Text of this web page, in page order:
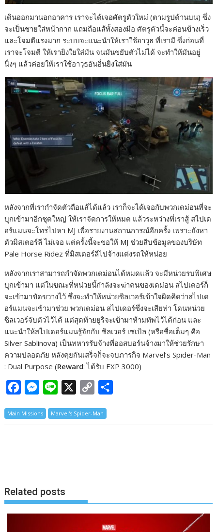
เดินออกมานอกอาคาร เราจะได้เจอศัตรูตัวใหม่ (ตามรูปด้านบน) ซึ่ง
จะเป็นชายใส่หน้ากาก แถมถือแส้ทั้งสองมือ ศัตรูตัวนี้จะค่อนข้างเร็ว
และโจมตีแรงมาก ระบบจะแนะนำให้เราใช้อาวุธ ที่เรามี ซึ่งก่อนที่
เราจะโจมตี ให้เรายิงใยใส่มัน จนมันขยับตัวไม่ได้ จะทำให้มันอยู่
นิ่งๆ แล้วค่อยให้เราใช้อาวุธอันอื่นยิงใส่มัน
หลังจากที่เรากำจัดตัวถือแส้ได้แล้ว เราก็จะได้เจอกับพวกเดม่อนที่จะ
บุกเข้ามาอีกชุดใหญ่ ให้เราจัดการให้หมด แล้วระหว่างที่เราสู้ สไปเด
อร์แมนจะโทรไปหา MJ เพื่อรายงานสถานการณ์อีกครั้ง เพราะยังหา
ตัวมิสเตอร์ลี ไม่เจอ แต่ครั้งนี้จะขอให้ MJ ช่วยสืบข้อมูลของบริษัท
Pale Horse Ridez ที่มิสเตอร์ลีไปจ้างแต่งรถให้หน่อย
หลังจากเราสามารถกำจัดพวกเดม่อนได้หมดแล้ว จะมีหน่วยรบพิเศษ
บุกเข้ามา แต่ในขณะที่หน่วยนี้กำลังจะฆ่าคนของเดม่อน สไปเดอร์ก็
จะเข้ามาขัดขวางไว้ ซึ่งจะทำให้หน่วยซิลเวอร์เข้าใจผิดคิดว่าสไปเด
อร์แมนจะเข้ามาช่วย พวกเดม่อน สไปเดอร์ซึ่งจะเสียท่า โดนหน่วย
ซิลเวอร์จับตัวไว้ได้ แต่สุดท้ายยูริจะเข้ามาห้ามทัพไว้ได้ก่อน และ
แนะนำให้สไปเดอร์แมนรู้จักกับ ซิลเวอร์ เซเบิล (หรือชื่อเต็มๆ คือ
Silver Sablinova) เป็นทหารรับจ้างที่ออสบอร์นจ้างมาให้ช่วยรักษา
ความปลอดภัย หลังคุยกันเสร็จก็จะจบภารกิจ Marvel’s Spider-Man
: Dual Purpose (Reward: ได้รับ EXP 3000)
c
k
M
s
e
r
n
p
Main Missions Marvel's Spider-Man
Related posts